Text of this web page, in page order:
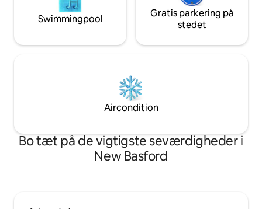
Swimmingpool
Gratis parkering på
stedet
Aircondition
Bo tæt på de vigtigste seværdigheder i
New Basford